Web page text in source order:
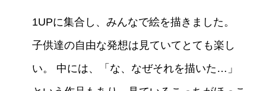
1UPに集合し、みんなで絵を描きました。
子供達の自由な発想は見ていてとても楽し
い。 中には、「な、なぜそれを描いた…」